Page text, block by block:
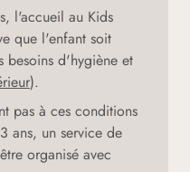
l'accueil au Kids
que l'enfant soit
besoins d'hygiène et
).
pas à ces conditions
ans, un service de
organisé avec